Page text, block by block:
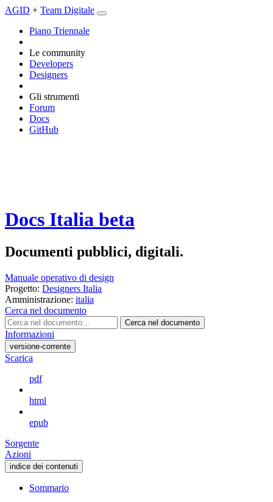
AGID + Team Digitale
Piano Triennale
Le community
Developers
Designers
Gli strumenti
Forum
Docs
GitHub
Docs Italia beta
Documenti pubblici, digitali.
Manuale operativo di design
Progetto: Designers Italia
Amministrazione: italia
Cerca nel documento
Cerca nel documento
Informazioni
versione-corrente
Scarica
pdf
html
epub
Sorgente
Azioni
indice dei contenuti
Sommario